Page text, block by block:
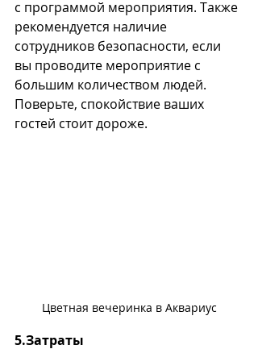
с программой мероприятия. Также
рекомендуется наличие
сотрудников безопасности, если
вы проводите мероприятие с
большим количеством людей.
Поверьте, спокойствие ваших
гостей стоит дороже.
Цветная вечеринка в Аквариус
5.Затраты